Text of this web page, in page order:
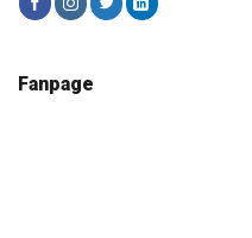
Fanpage